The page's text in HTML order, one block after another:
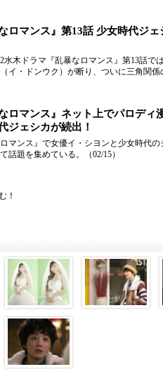
なロマンス』第13話 少女時代ジ
水木ドラマ『乱暴なロマンス』第13話で
イ・ドンウク）が断り、ついに三角関
なロマンス』ネット上でパロデ
ジェシカが続出！
ロマンス』で女優イ・シヨンと少女時代
話題を集めている。
（02/15）
！